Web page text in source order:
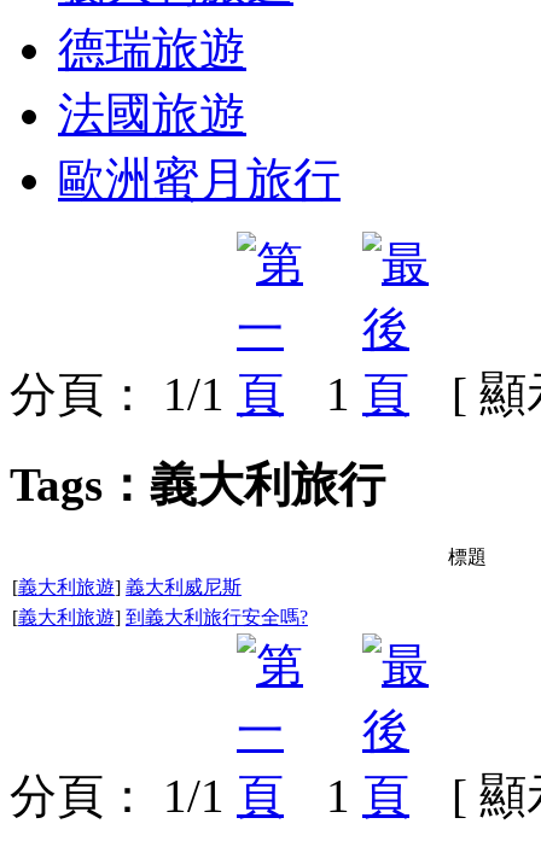
德瑞旅遊
法國旅遊
歐洲蜜月旅行
分頁： 1/1 1
[
Tags：義大利旅行
標題
[義大利旅遊] 義大利威尼斯
[義大利旅遊] 到義大利旅行安全嗎?
分頁： 1/1 1 [